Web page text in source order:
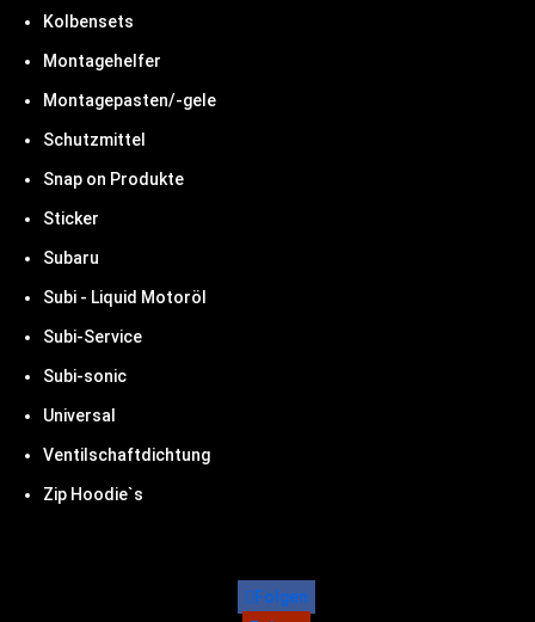
Kolbensets
Montagehelfer
Montagepasten/-gele
Schutzmittel
Snap on Produkte
Sticker
Subaru
Subi - Liquid Motoröl
Subi-Service
Subi-sonic
Universal
Ventilschaftdichtung
Zip Hoodie`s
Folgen